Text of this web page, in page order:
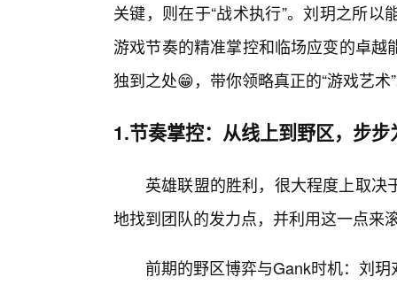
关键，则在于“战术执行”。刘玥之所
游戏节奏的精准掌控和临场应变的卓
独到之处😁，带你领略真正的“游戏艺术
1.节奏掌控：从线上到野区，步步
英雄联盟的胜利，很大程度上取
地找到团队的发力点，并利用这一点来
前期的野区博弈与Gank时机：刘